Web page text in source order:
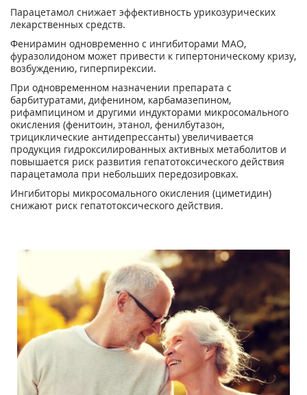
Парацетамол снижает эффективность урикозурических
лекарственных средств.
Фенирамин одновременно с ингибиторами МАО,
фуразолидоном может привести к гипертоническому кризу,
возбуждению, гиперпирексии.
При одновременном назначении препарата с
барбитуратами, дифенином, карбамазепином,
рифампицином и другими индукторами микросомального
окисления (фенитоин, этанол, фенилбутазон,
трициклические антидепрессанты) увеличивается
продукция гидроксилированных активных метаболитов и
повышается риск развития гепатотоксического действия
парацетамола при небольших передозировках.
Ингибиторы микросомального окисления (циметидин)
снижают риск гепатотоксического действия.